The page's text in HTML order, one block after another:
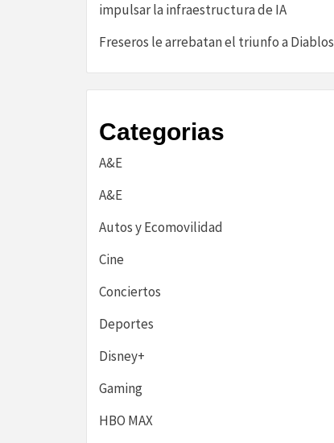
impulsar la infraestructura de IA
Freseros le arrebatan el triunfo a Diablos
Categorias
A&E
A&E
Autos y Ecomovilidad
Cine
Conciertos
Deportes
Disney+
Gaming
HBO MAX